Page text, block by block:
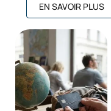
EN SAVOIR PLUS